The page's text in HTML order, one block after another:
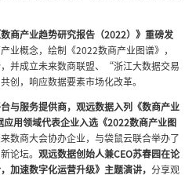
商产业趋势研究报告（2022）》重磅发
业概念，绘制《2022数商产业图谱》，
并成立未来数商联盟、“浙江大数据交易
创，响应数据要素市场化改革。
与服务提供商，观远数据入列《数商产业
用领域代表企业入选《2022数商产业图
数商大会协办企业，与袋鼠云联合举办了
论坛。观远数据创始人兼CEO苏春园在论
加速数字化运营升级》主题演讲，分享观